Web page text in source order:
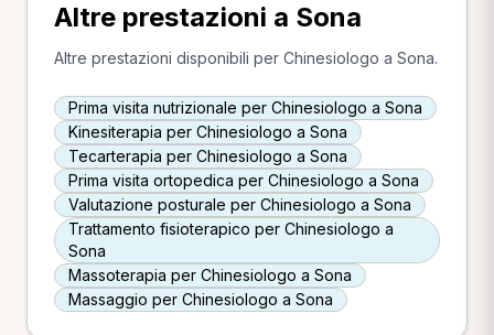
Altre prestazioni a Sona
Altre prestazioni disponibili per Chinesiologo a Sona.
Prima visita nutrizionale per Chinesiologo a Sona
Kinesiterapia per Chinesiologo a Sona
Tecarterapia per Chinesiologo a Sona
Prima visita ortopedica per Chinesiologo a Sona
Valutazione posturale per Chinesiologo a Sona
Trattamento fisioterapico per Chinesiologo a
Sona
Massoterapia per Chinesiologo a Sona
Massaggio per Chinesiologo a Sona